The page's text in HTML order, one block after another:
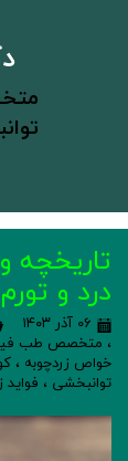
تاریخچه
درد و
۰۶ آذر ۱۴۰۳
، متخصص طب
خواص زردچوبه ،
توانبخشی ، فواید